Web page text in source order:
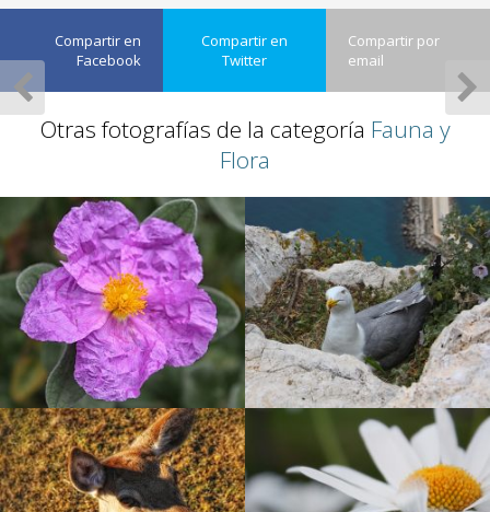
Compartir en
Facebook
Compartir en
Twitter
Compartir por
email
Otras fotografías de la categoría Fauna y
Flora